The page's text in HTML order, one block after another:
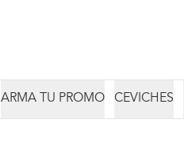
ARMA TU PROMO CEVICHES